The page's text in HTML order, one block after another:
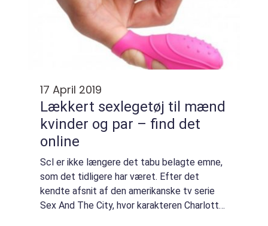
17 April 2019
Lækkert sexlegetøj til mænd
kvinder og par – find det
online
Scl er ikke længere det tabu belagte emne,
som det tidligere har været. Efter det
kendte afsnit af den amerikanske tv serie
Sex And The City, hvor karakteren Charlotte